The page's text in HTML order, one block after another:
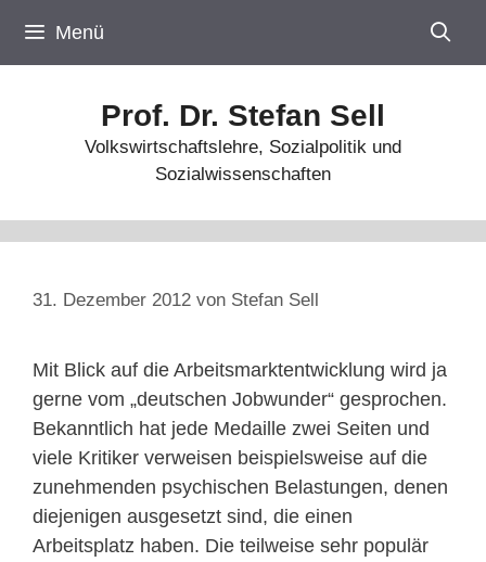
Inhalt
springen
Menü
Prof. Dr. Stefan Sell
Volkswirtschaftslehre, Sozialpolitik und
Sozialwissenschaften
31. Dezember 2012 von Stefan Sell
Mit Blick auf die Arbeitsmarktentwicklung wird ja
gerne vom „deutschen Jobwunder“ gesprochen.
Bekanntlich hat jede Medaille zwei Seiten und
viele Kritiker verweisen beispielsweise auf die
zunehmenden psychischen Belastungen, denen
diejenigen ausgesetzt sind, die einen
Arbeitsplatz haben. Die teilweise sehr populär